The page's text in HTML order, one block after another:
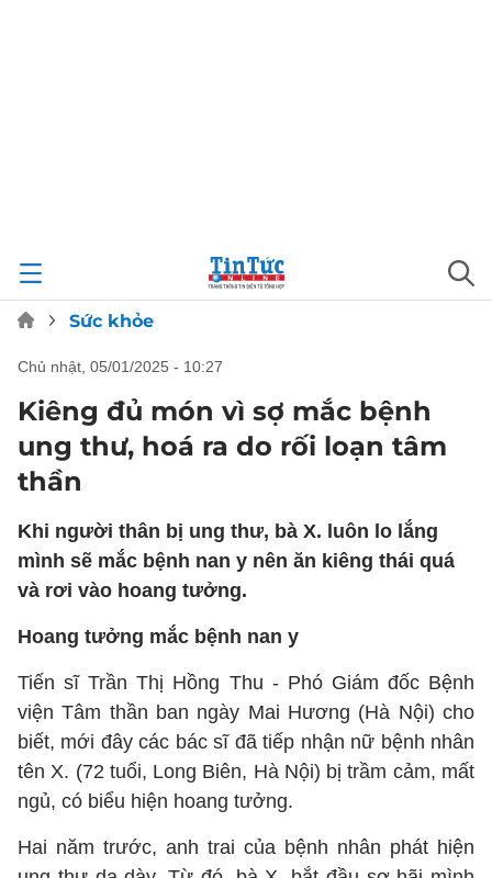
Sức khỏe
chủ nhật, 05/01/2025 - 10:27
Kiêng đủ món vì sợ mắc bệnh
ung thư, hoá ra do rối loạn tâm
thần
Khi người thân bị ung thư, bà X. luôn lo lắng
mình sẽ mắc bệnh nan y nên ăn kiêng thái quá
và rơi vào hoang tưởng.
Hoang tưởng mắc bệnh nan y
Tiến sĩ Trần Thị Hồng Thu - Phó Giám đốc Bệnh
viện Tâm thần ban ngày Mai Hương (Hà Nội) cho
biết, mới đây các bác sĩ đã tiếp nhận nữ bệnh nhân
tên X. (72 tuổi, Long Biên, Hà Nội) bị trầm cảm, mất
ngủ, có biểu hiện hoang tưởng.
Hai năm trước, anh trai của bệnh nhân phát hiện